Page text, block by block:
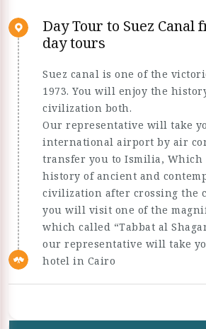
Day Tour to Suez Canal
day tours
Suez canal is one of the
1973. You will enjoy the
civilization both.
Our representative will take
international airport by air
transfer you to Ismilia, Which
history of ancient and
civilization after crossing the
you will visit one of the
which called “Tabbat al
our representative will take
hotel in Cairo